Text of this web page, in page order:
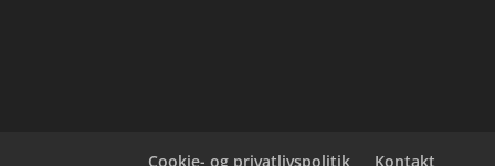
Cookie- og privatlivspolitik Kontakt